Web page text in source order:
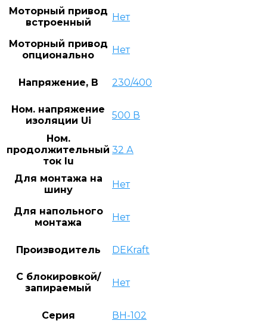
Моторный привод
встроенный
Нет
Моторный привод
опционально
Нет
Напряжение, В 230/400
Ном. напряжение
изоляции Ui
500 В
Ном.
продолжительный
ток Iu
32 А
Для монтажа на
шину
Нет
Для напольного
монтажа
Нет
Производитель DEKraft
С блокировкой/
запираемый
Нет
Серия ВН-102